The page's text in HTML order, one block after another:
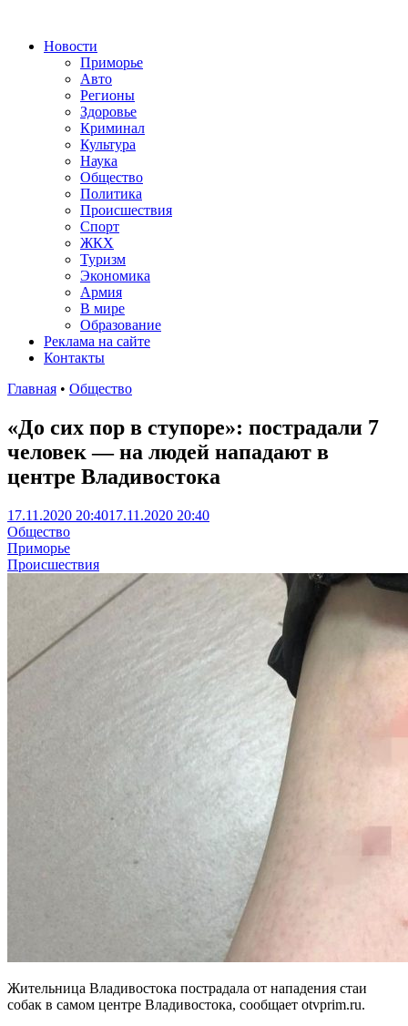
Новости
Приморье
Авто
Регионы
Здоровье
Криминал
Культура
Наука
Общество
Политика
Происшествия
Спорт
ЖКХ
Туризм
Экономика
Армия
В мире
Образование
Реклама на сайте
Контакты
Главная • Общество
«До сих пор в ступоре»: пострадали 7
человек — на людей нападают в
центре Владивостока
17.11.2020 20:4017.11.2020 20:40
Общество
Приморье
Происшествия
Жительница Владивостока пострадала от нападения стаи
собак в самом центре Владивостока, сообщает otvprim.ru.